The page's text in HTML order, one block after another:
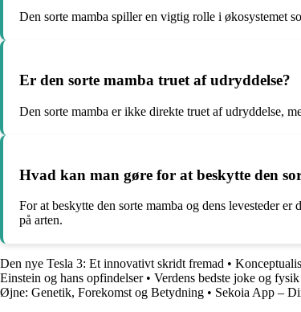
Den sorte mamba spiller en vigtig rolle i økosystemet
Er den sorte mamba truet af udryddelse?
Den sorte mamba er ikke direkte truet af udryddelse,
Hvad kan man gøre for at beskytte den
For at beskytte den sorte mamba og dens levesteder
på arten.
Den nye Tesla 3: Et innovativt skridt fremad •
Einstein og hans opfindelser• Verdens bedste joke og
Øjne: Genetik, Forekomst og Betydning • Sekoia App –